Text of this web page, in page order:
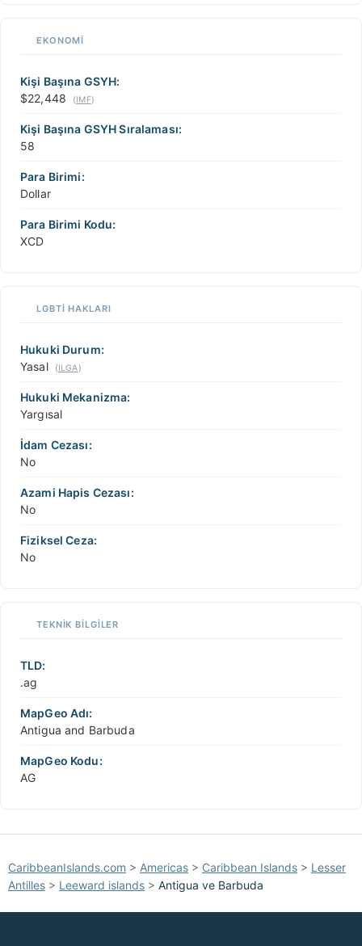
EKONOMI
Kişi Başına GSYH:
$22,448
(IMF)
Kişi Başına GSYH Sıralaması:
58
Para Birimi:
Dollar
Para Birimi Kodu:
XCD
LGBTİ HAKLARI
Hukuki Durum:
Yasal
(ILGA)
Hukuki Mekanizma:
Yargısal
İdam Cezası:
No
Azami Hapis Cezası:
No
Fiziksel Ceza:
No
TEKNIK BILGILER
TLD:
.ag
MapGeo Adı:
Antigua and Barbuda
MapGeo Kodu:
AG
CaribbeanIslands.com > Americas > Caribbean Islands > Lesser
Antilles > Leeward islands > Antigua ve Barbuda